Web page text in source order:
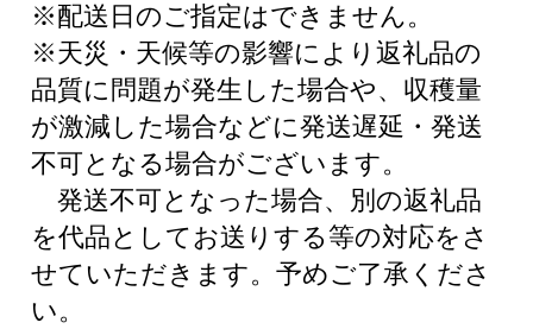
※配送日のご指定はできません。
※天災・天候等の影響により返礼品の
品質に問題が発生した場合や、収穫量
が激減した場合などに発送遅延・発送
不可となる場合がございます。
発送不可となった場合、別の返礼品
を代品としてお送りする等の対応をさ
せていただきます。予めご了承くださ
い。